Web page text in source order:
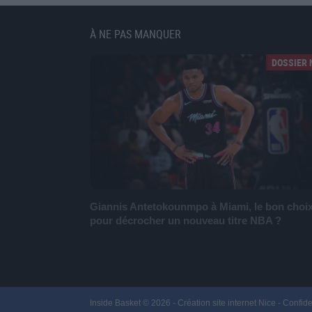
À NE PAS MANQUER
DOSSIER
Giannis Antetokounmpo à Miami, le bon choix
pour décrocher un nouveau titre NBA ?
Inside Basket © 2026 - Création site internet Nice -